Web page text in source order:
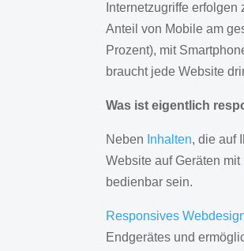
Internetzugriffe
Anteil von Mobile am
Prozent), mit
braucht jede Website
Was ist eigentlich
Neben Inhalten, die auf
Website auf Geräten
bedienbar sein.
Responsives
Endgerätes und